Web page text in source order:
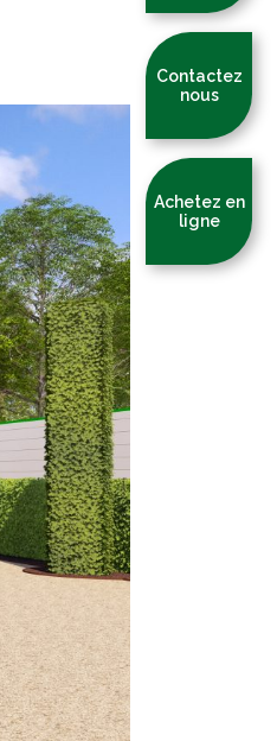
Contactez
nous
Achetez en
ligne